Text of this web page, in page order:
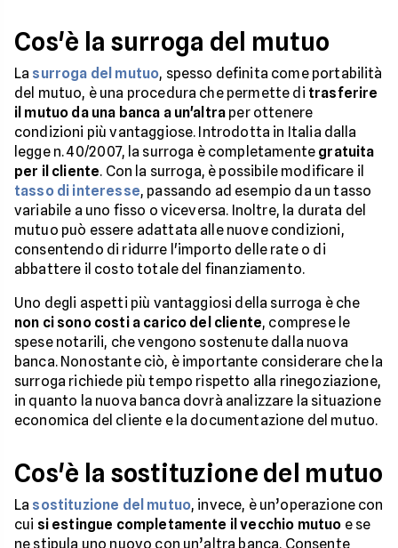
Cos'è la surroga del mutuo
La surroga del mutuo, spesso definita come portabilità
del mutuo, è una procedura che permette di trasferire
il mutuo da una banca a un'altra per ottenere
condizioni più vantaggiose. Introdotta in Italia dalla
legge n. 40/2007, la surroga è completamente gratuita
per il cliente. Con la surroga, è possibile modificare il
tasso di interesse, passando ad esempio da un tasso
variabile a uno fisso o viceversa. Inoltre, la durata del
mutuo può essere adattata alle nuove condizioni,
consentendo di ridurre l'importo delle rate o di
abbattere il costo totale del finanziamento.
Uno degli aspetti più vantaggiosi della surroga è che
non ci sono costi a carico del cliente, comprese le
spese notarili, che vengono sostenute dalla nuova
banca. Nonostante ciò, è importante considerare che la
surroga richiede più tempo rispetto alla rinegoziazione,
in quanto la nuova banca dovrà analizzare la situazione
economica del cliente e la documentazione del mutuo.
Cos'è la sostituzione del mutuo
La sostituzione del mutuo, invece, è un’operazione con
cui si estingue completamente il vecchio mutuo e se
ne stipula uno nuovo con un’altra banca. Consente